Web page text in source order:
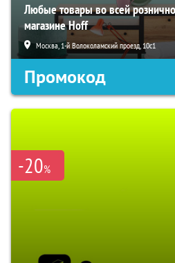
Любые товары во всей
магазине Hoff
Москва, 1-й Волоколамский проезд, 10с1
Промокод
-20%